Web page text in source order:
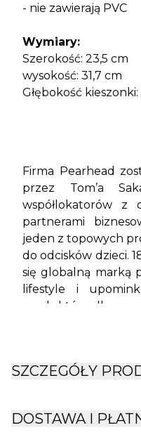
- nie zawierają PVC
Wymiary:
Szerokość: 23,5 cm
wysokość: 31,7 cm
Głębokość kieszonki:
Firma Pearhead
przez Tom’a
współlokatorów z
partnerami
jeden z topowych
do odcisków dzieci.
się globalną marką
lifestyle i
produktów dla
chcą upamiętnić
13 krajach.
chwile w życiu.
SZCZEGÓŁY
DOSTAWA I